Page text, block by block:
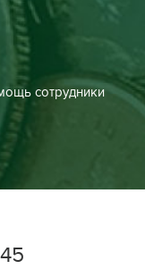
сотрудники